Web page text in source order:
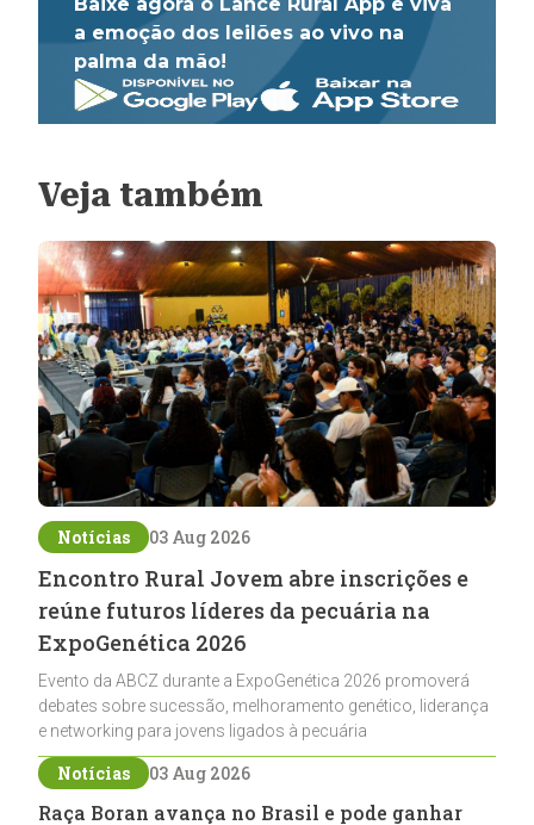
a emoção dos leilões ao vivo na
palma da mão!
Veja também
Notícias 03 Aug 2026
Encontro Rural Jovem abre inscrições e
reúne futuros líderes da pecuária na
ExpoGenética 2026
Evento da ABCZ durante a ExpoGenética 2026 promoverá
debates sobre sucessão, melhoramento genético, liderança
e networking para jovens ligados à pecuária
Notícias 03 Aug 2026
Raça Boran avança no Brasil e pode ganhar